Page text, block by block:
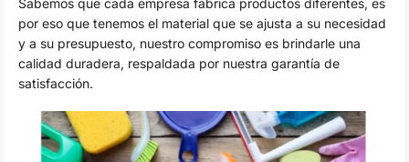
por eso que tenemos el material que se ajusta a su necesidad
y a su presupuesto, nuestro compromiso es brindarle una
calidad duradera, respaldada por nuestra garantía de
satisfacción.